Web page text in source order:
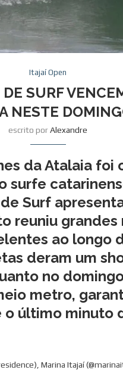
Itajaí Open
SURF
NESTE
escrito porAlexandre
da Atalaia foi
surfe
Surf
reuniu
ao longo
deram um
no
metro,
último minuto
Marina Itajaí